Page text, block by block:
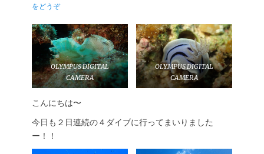
稿
をどうぞ
OLYMPUS DIGITAL
CAMERA
OLYMPUS DIGITAL
CAMERA
こんにちは〜
今日も２日連続の４ダイブに行ってまいりました
ー！！